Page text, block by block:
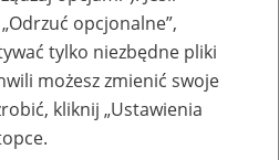
opcjonalne”,
tylko niezbędne pliki
możesz zmienić swoje
kliknij „Ustawienia